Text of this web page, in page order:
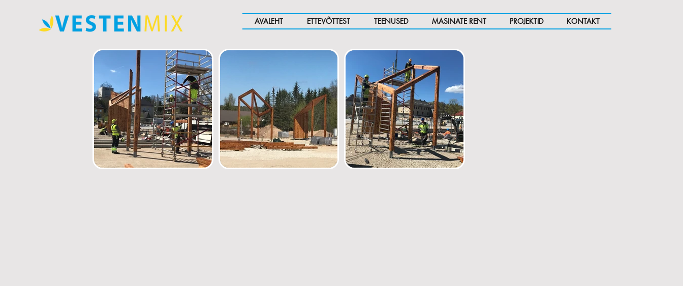
AVALEHT ETTEVÕTTEST TEENUSED MASINATE RENT PROJEKTID KONTAKT